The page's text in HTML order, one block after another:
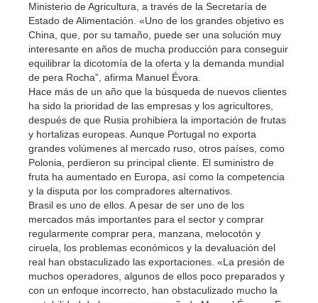
Ministerio de Agricultura, a través de la Secretaría de
Estado de Alimentación. «Uno de los grandes objetivo es
China, que, por su tamaño, puede ser una solución muy
interesante en años de mucha producción para conseguir
equilibrar la dicotomía de la oferta y la demanda mundial
de pera Rocha”, afirma Manuel Évora.
Hace más de un año que la búsqueda de nuevos clientes
ha sido la prioridad de las empresas y los agricultores,
después de que Rusia prohibiera la importación de frutas
y hortalizas europeas. Aunque Portugal no exporta
grandes volúmenes al mercado ruso, otros países, como
Polonia, perdieron su principal cliente. El suministro de
fruta ha aumentado en Europa, así como la competencia
y la disputa por los compradores alternativos.
Brasil es uno de ellos. A pesar de ser uno de los
mercados más importantes para el sector y comprar
regularmente comprar pera, manzana, melocotón y
ciruela, los problemas económicos y la devaluación del
real han obstaculizado las exportaciones. «La presión de
muchos operadores, algunos de ellos poco preparados y
con un enfoque incorrecto, han obstaculizado mucho la